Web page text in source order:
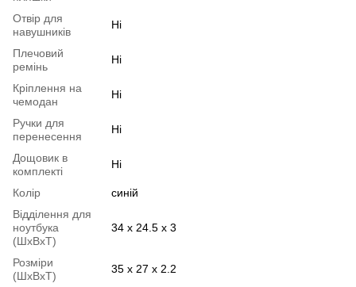
Отвір для
навушників
Ні
Плечовий
ремінь
Ні
Кріплення на
чемодан
Ні
Ручки для
перенесення
Ні
Дощовик в
комплекті
Ні
Колір
синій
Відділення для
ноутбука
(ШхВхТ)
34 х 24.5 х 3
Розміри
(ШхВхТ)
35 х 27 х 2.2